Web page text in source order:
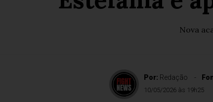
Nova
Por: Redação
10/05/2026 às 19h25